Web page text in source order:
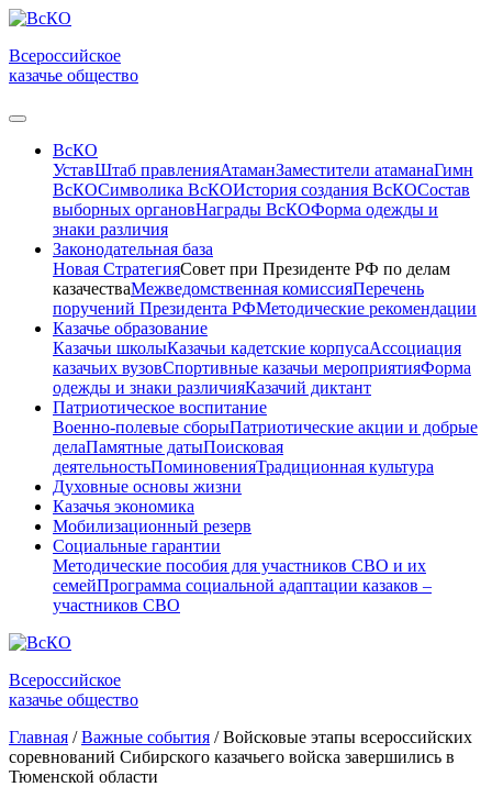
Всероссийское
казачье общество
ВсКО
УставШтаб правленияАтаманЗаместители атаманаГимн
ВсКОСимволика ВсКОИстория создания ВсКОСостав
выборных органовНаграды ВсКОФорма одежды и
знаки различия
Законодательная база
Новая СтратегияСовет при Президенте РФ по делам
казачестваМежведомственная комиссияПеречень
поручений Президента РФМетодические рекомендации
Казачье образование
Казачьи школыКазачьи кадетские корпусаАссоциация
казачьих вузовСпортивные казачьи мероприятияФорма
одежды и знаки различияКазачий диктант
Патриотическое воспитание
Военно-полевые сборыПатриотические акции и добрые
делаПамятные датыПоисковая
деятельностьПоминовенияТрадиционная культура
Духовные основы жизни
Казачья экономика
Мобилизационный резерв
Социальные гарантии
Методические пособия для участников СВО и их
семейПрограмма социальной адаптации казаков –
участников СВО
Всероссийское
казачье общество
Главная / Важные события / Войсковые этапы всероссийских
соревнований Сибирского казачьего войска завершились в
Тюменской области